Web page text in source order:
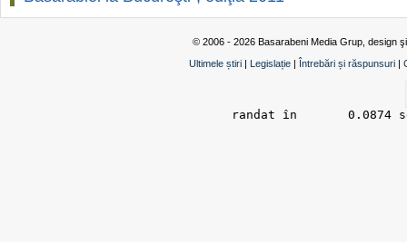
© 2006 - 2026 Basarabeni Media Grup, design
Ultimele știri | Legislație | Întrebări și răspunsuri |
randat în